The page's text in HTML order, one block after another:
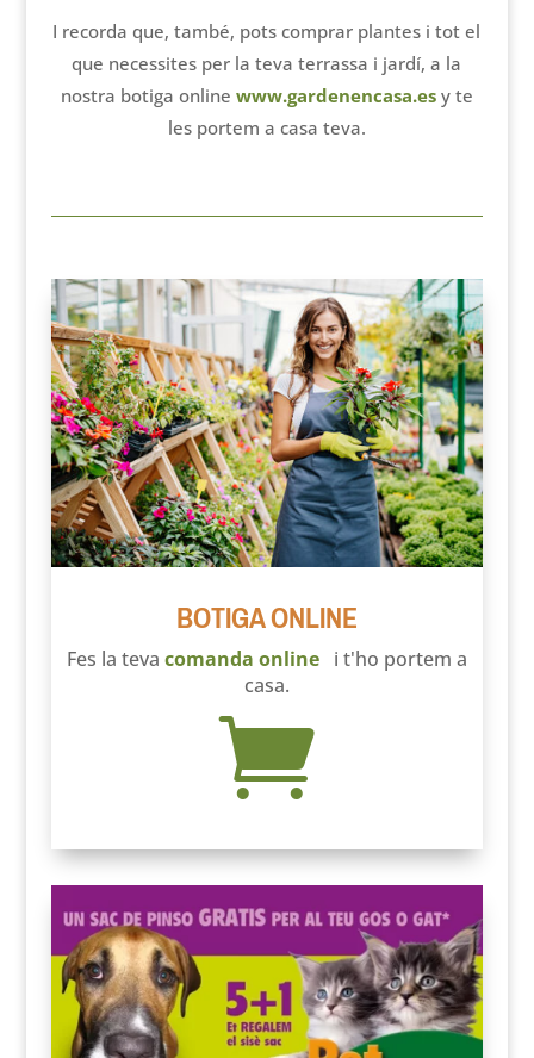
I recorda que, també, pots comprar plantes i tot el
que necessites per la teva terrassa i jardí, a la
nostra botiga online www.gardenencasa.esy te
les portem a casa teva.
BOTIGA ONLINE
Fes la teva comanda onlinei t'ho portem a
casa.
